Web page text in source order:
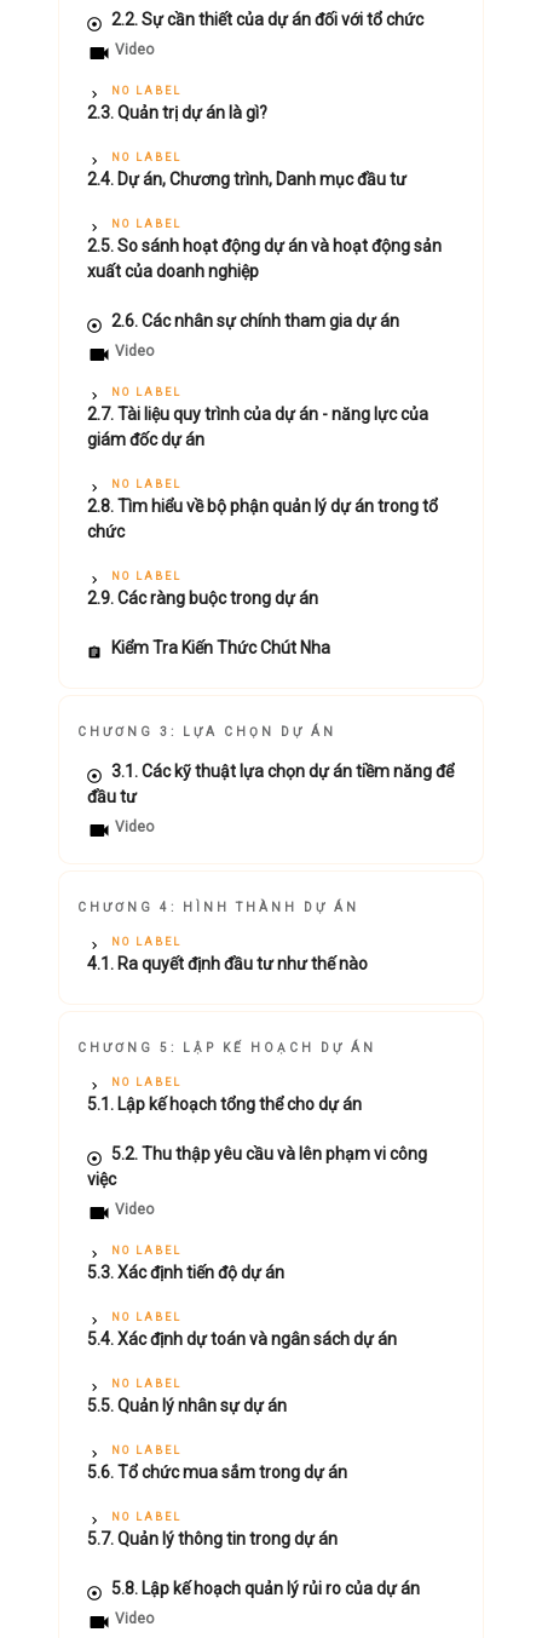
2.2. Sự cần thiết của dự án đối với tổ chức
Video
NO LABEL
2.3. Quản trị dự án là gì?
NO LABEL
2.4. Dự án, Chương trình, Danh mục đầu tư
NO LABEL
2.5. So sánh hoạt động dự án và hoạt động sản
xuất của doanh nghiệp
2.6. Các nhân sự chính tham gia dự án
Video
NO LABEL
2.7. Tài liệu quy trình của dự án - năng lực của
giám đốc dự án
NO LABEL
2.8. Tìm hiểu về bộ phận quản lý dự án trong tổ
chức
NO LABEL
2.9. Các ràng buộc trong dự án
Kiểm Tra Kiến Thức Chút Nha
CHƯƠNG 3: LỰA CHỌN DỰ ÁN
3.1. Các kỹ thuật lựa chọn dự án tiềm năng để
đầu tư
Video
CHƯƠNG 4: HÌNH THÀNH DỰ ÁN
NO LABEL
4.1. Ra quyết định đầu tư như thế nào
CHƯƠNG 5: LẬP KẾ HOẠCH DỰ ÁN
NO LABEL
5.1. Lập kế hoạch tổng thể cho dự án
5.2. Thu thập yêu cầu và lên phạm vi công
việc
Video
NO LABEL
5.3. Xác định tiến độ dự án
NO LABEL
5.4. Xác định dự toán và ngân sách dự án
NO LABEL
5.5. Quản lý nhân sự dự án
NO LABEL
5.6. Tổ chức mua sắm trong dự án
NO LABEL
5.7. Quản lý thông tin trong dự án
5.8. Lập kế hoạch quản lý rủi ro của dự án
Video